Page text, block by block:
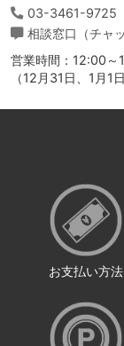
03-3461-9725
相談窓口（チャッ
営業時間：12:00～
（12月31日、1月1
お支払い方法